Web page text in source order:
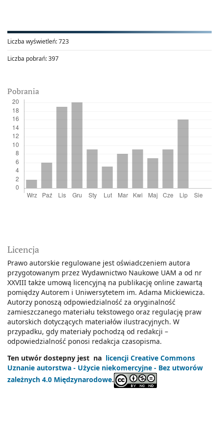
Liczba wyświetleń:723
Liczba pobrań:397
Pobrania
Licencja
Prawo autorskie regulowane jest oświadczeniem autora
przygotowanym przez Wydawnictwo Naukowe UAM a od nr
XXVIII także umową licencyjną na publikację online zawartą
pomiędzy Autorem i Uniwersytetem im. Adama Mickiewicza.
Autorzy ponoszą odpowiedzialność za oryginalność
zamieszczanego materiału tekstowego oraz regulację praw
autorskich dotyczących materiałów ilustracyjnych. W
przypadku, gdy materiały pochodzą od redakcji –
odpowiedzialność ponosi redakcja czasopisma.
Ten utwór dostepny jest na licencji Creative Commons
Uznanie autorstwa - Użycie niekomercyjne - Bez utworów
zależnych 4.0 Międzynarodowe.